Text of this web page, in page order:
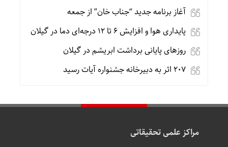
آغاز برنامه جدید “جناب خان” از جمعه
پایداری هوا و افزایش ۶ تا ۱۲ درجه‌ای دما در گیلان
روزهای پایانی برداشت ابریشم در گیلان
۲۰۷ اثر به دبیرخانه جشنواره آیات رسید
مراکز علمی تحقیقاتی